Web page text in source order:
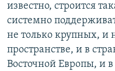
известно, строится
системно
не только крупных, и
пространстве, и в
Восточной Европы, и